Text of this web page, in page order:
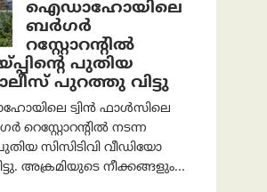
ഐഡാഹോയിലെ
ബർഗർ
റസ്റ്റോറന്റിൽ
പുതിയ
പുറത്തു വിട്ടു
ട്വിൻ ഫാൾസിലെ
നടന്ന
സിസിടിവി വീഡിയോ
അക്രമിയുടെ നീക്കങ്ങളും...